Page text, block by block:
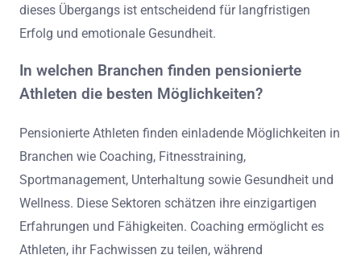
dieses Übergangs ist entscheidend für langfristigen
Erfolg und emotionale Gesundheit.
In welchen Branchen finden pensionierte
Athleten die besten Möglichkeiten?
Pensionierte Athleten finden einladende Möglichkeiten in
Branchen wie Coaching, Fitnesstraining,
Sportmanagement, Unterhaltung sowie Gesundheit und
Wellness. Diese Sektoren schätzen ihre einzigartigen
Erfahrungen und Fähigkeiten. Coaching ermöglicht es
Athleten, ihr Fachwissen zu teilen, während